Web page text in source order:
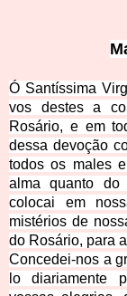
Ó Santíssima
vos destes a
Rosário, e em
dessa devoção
todos os males
alma quanto do
colocai em
mistérios de
do Rosário, para
Concedei-nos a
lo diariamente